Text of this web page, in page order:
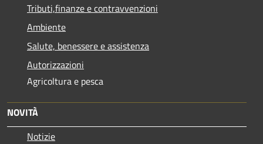
Tributi,finanze e contravvenzioni
Ambiente
Salute, benessere e assistenza
Autorizzazioni
Agricoltura e pesca
NOVITÀ
Notizie